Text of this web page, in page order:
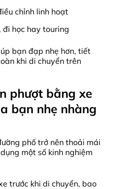
chỉnh linh hoạt
đi học hay touring
bạn đạp nhẹ hơn, tiết
khi di chuyển trên
phượt bằng xe
bạn nhẹ nhàng
phố trở nên thoải mái
một số kinh nghiệm
trước khi di chuyển, bao